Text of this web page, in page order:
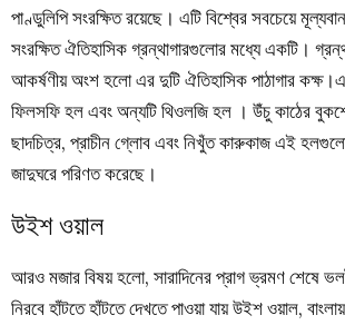
পাণ্ডুলিপি সংরক্ষিত রয়েছে। এটি বিশ্বের সবচেয়ে
সংরক্ষিত ঐতিহাসিক গ্রন্থাগারগুলোর মধ্যে একটি।
আকর্ষণীয় অংশ হলো এর দুটি ঐতিহাসিক পাঠাগার
ফিলসফি হল এবং অন্যটি থিওলজি হল । উঁচু কাঠের
ছাদচিত্র, প্রাচীন গ্লোব এবং নিখুঁত কারুকাজ এই
জাদুঘরে পরিণত করেছে।
উইশ ওয়াল
আরও মজার বিষয় হলো, সারাদিনের প্রাগ ভ্রমণ শেষে
নিরবে হাঁটতে হাঁটতে দেখতে পাওয়া যায় উইশ ওয়াল,